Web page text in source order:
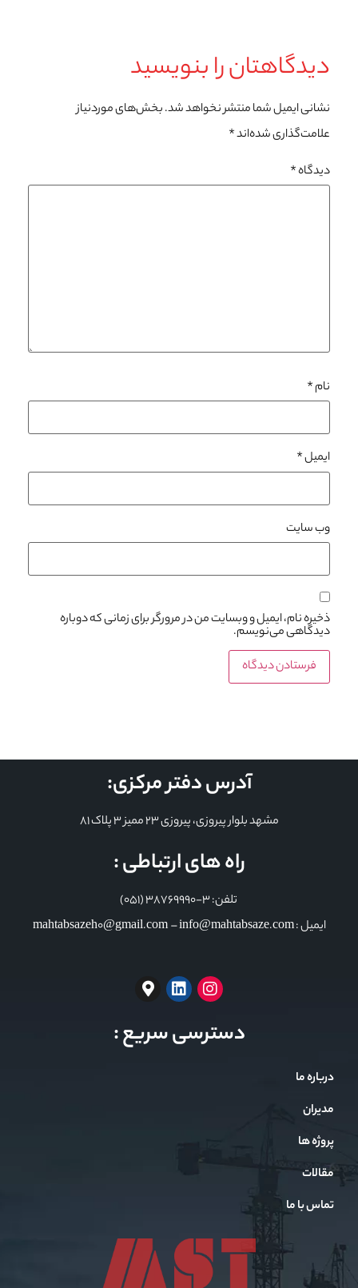
دیدگاهتان را بنویسید
نشانی ایمیل شما منتشر نخواهد شد.بخش‌های موردنیاز
علامت‌گذاری شده‌اند*
دیدگاه*
نام*
ایمیل*
وب‌ سایت
ذخیره نام، ایمیل و وبسایت من در مرورگر برای زمانی که دوباره
دیدگاهی می‌نویسم.
آدرس دفتر مرکزی:
مشهد بلوار پیروزی، پیروزی 23 ممیز 3 پلاک 81
راه های ارتباطی :
تلفن: 3-38769990 (051)
ایمیل : mahtabsazeh0@gmail.com – info@mahtabsaze.com
دسترسی سریع :
درباره ما
مدیران
پروژه ها
مقالات
تماس با ما